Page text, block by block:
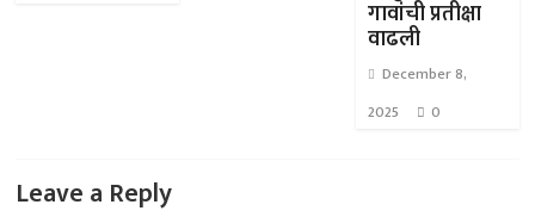
गावांची प्रतीक्षा
वाढली
December 8,
2025
0
Leave a Reply